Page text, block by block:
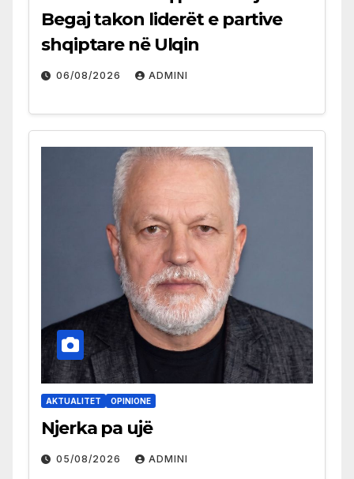
Begaj takon liderët e partive
shqiptare në Ulqin
06/08/2026 ADMINI
AKTUALITET OPINIONE
Njerka pa ujë
05/08/2026 ADMINI